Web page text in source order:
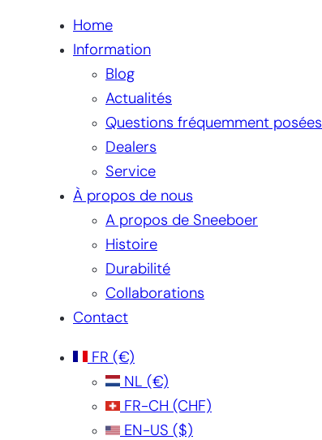
Home
Information
Blog
Actualités
Questions fréquemment posées
Dealers
Service
À propos de nous
A propos de Sneeboer
Histoire
Durabilité
Collaborations
Contact
FR (€)
NL (€)
FR-CH (CHF)
EN-US ($)